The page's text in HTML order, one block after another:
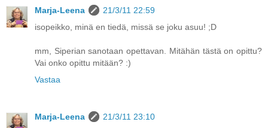
Marja-Leena
21/3/11 22:59
isopeikko, minä en tiedä, missä se joku asuu! ;D
mm, Siperian sanotaan opettavan. Mitähän tästä on opittu?
Vai onko opittu mitään? :)
Vastaa
Marja-Leena
21/3/11 23:10